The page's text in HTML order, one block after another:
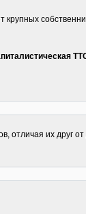
крупных
их друг от